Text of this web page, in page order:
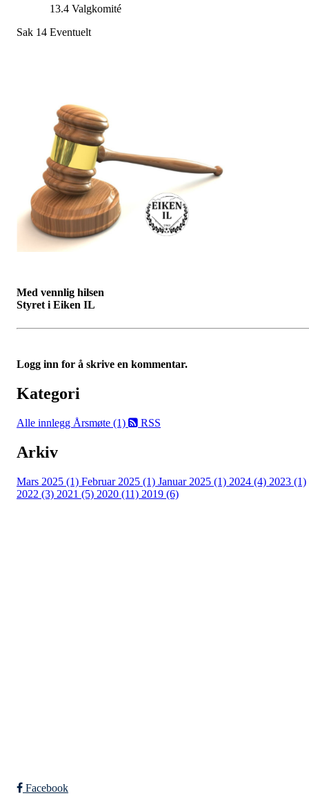
13.4 Valgkomité
Sak 14 Eventuelt
Med vennlig hilsen
Styret i Eiken IL
Logg inn for å skrive en kommentar.
Kategori
Alle innlegg Årsmøte (1) RSS
Arkiv
Mars 2025 (1) Februar 2025 (1) Januar 2025 (1) 2024 (4) 2023 (1)
2022 (3) 2021 (5) 2020 (11) 2019 (6)
Facebook